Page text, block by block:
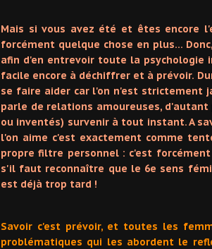
Mais si vous avez été et êtes encore
forcément quelque chose en plus…
afin d'en entrevoir toute la psychologie
facile encore à déchiffrer et à prévoir.
se faire aider car l'on n'est strictement
parle de relations amoureuses,
ou inventés) survenir à tout instant. A
l'on aime c'est exactement comme
propre filtre personnel : c'est
s'il faut reconnaître que le 6e sens
est déjà trop tard !
Savoir c'est prévoir, et toutes les
problématiques qui les abordent le